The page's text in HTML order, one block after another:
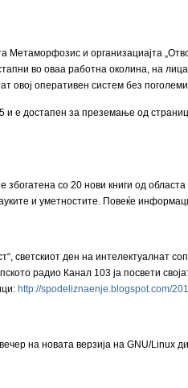
и организациајта
во оваа работна околина, на
овој оперативен систем без
и е достапен за преземање од
со 20 нови книги од
и уметностите. Повеќе
светскиот ден на
радио Канал 103 ја посвети
http://spodeliznaenje.blogspot.com/
на новата верзија на GNU/Linux